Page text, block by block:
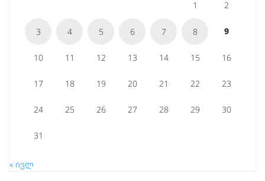
1 2
3 4 5 6 7 8 9
10 11 12 13 14 15 16
17 18 19 20 21 22 23
24 25 26 27 28 29 30
31
« ივლ